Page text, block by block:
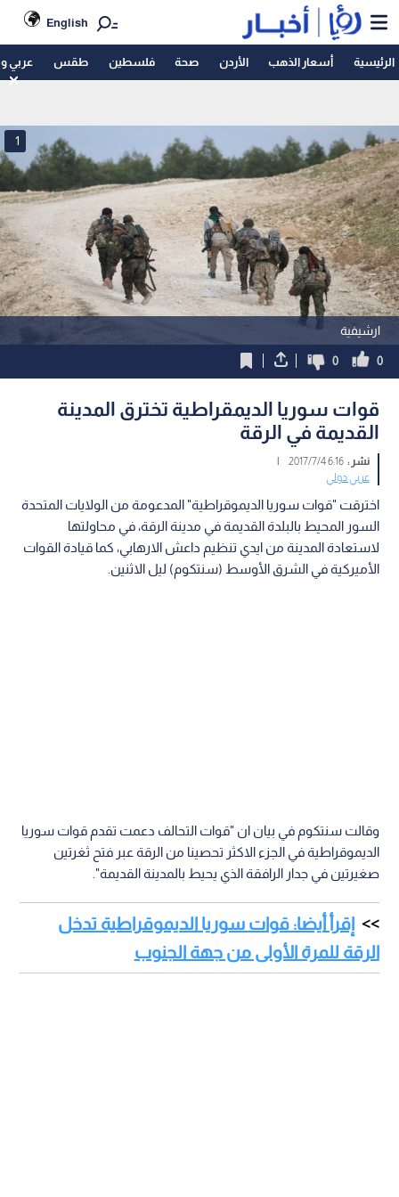
English
الرئيسية أسعار الذهب الأردن صحة فلسطين طقس عربي
ارشيفية
1
0
0
قوات سوريا الديمقراطية تخترق المدينة
القديمة في الرقة
نشر :6:16 2017/7/4
|
عربي دولي
اخترقت "قوات سوريا الديموقراطية" المدعومة من الولايات المتحدة
السور المحيط بالبلدة القديمة في مدينة الرقة، في محاولتها
لاستعادة المدينة من ايدي تنظيم داعش الارهابي، كما قيادة القوات
الأميركية في الشرق الأوسط (سنتكوم) ليل الاثنين.
وقالت سنتكوم في بيان ان "قوات التحالف دعمت تقدم قوات سوريا
الديموقراطية في الجزء الاكثر تحصينا من الرقة عبر فتح ثغرتين
صغيرتين في جدار الرافقة الذي يحيط بالمدينة القديمة".
إقرأ أيضا: قوات سوريا الديموقراطية تدخل
الرقة للمرة الأولى من جهة الجنوب